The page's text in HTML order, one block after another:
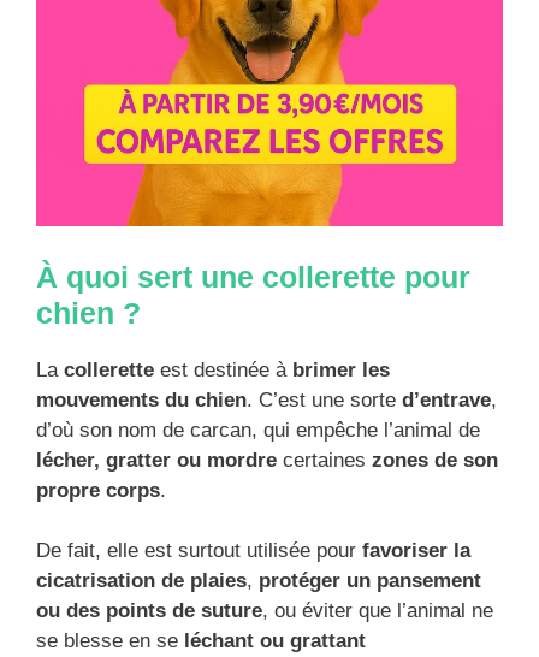
À quoi sert une collerette pour
chien ?
La collerette est destinée à brimer les
mouvements du chien. C’est une sorte d’entrave,
d’où son nom de carcan, qui empêche l’animal de
lécher, gratter ou mordre certaines zones de son
propre corps.
De fait, elle est surtout utilisée pour favoriser la
cicatrisation de plaies, protéger un pansement
ou des points de suture, ou éviter que l’animal ne
se blesse en se léchant ou grattant